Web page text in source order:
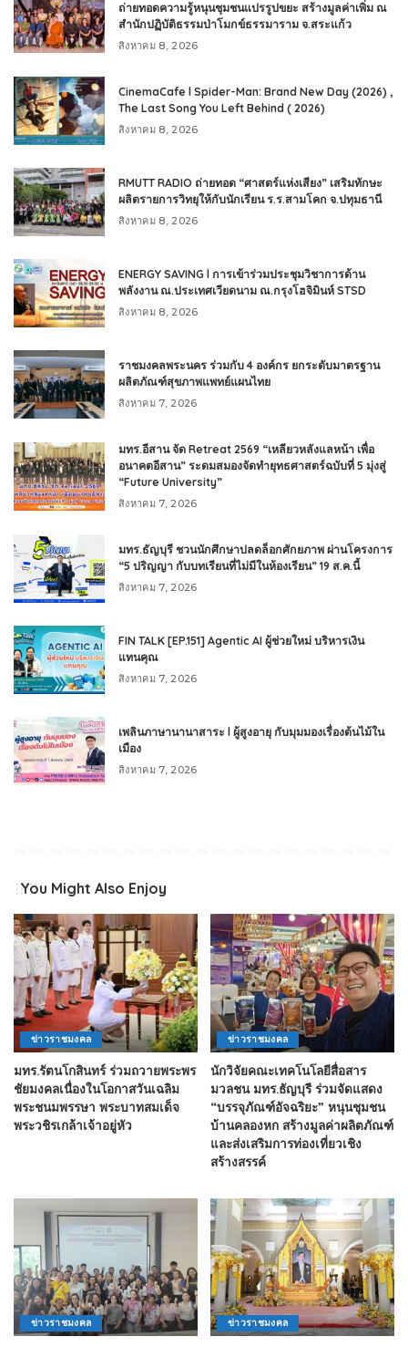
ถ่ายทอดความรู้หนุนชุมชนแปรรูปขยะ สร้างมูลค่าเพิ่ม ณ
สำนักปฏิบัติธรรมป่าโมกข์ธรรมาราม จ.สระแก้ว
สิงหาคม 8, 2026
CinemaCafe l Spider-Man: Brand New Day (2026) ,
The Last Song You Left Behind ( 2026)
สิงหาคม 8, 2026
RMUTT RADIO ถ่ายทอด “ศาสตร์แห่งเสียง” เสริมทักษะ
ผลิตรายการวิทยุให้กับนักเรียน ร.ร.สามโคก จ.ปทุมธานี
สิงหาคม 8, 2026
ENERGY SAVING l การเข้าร่วมประชุมวิชาการด้าน
พลังงาน ณ.ประเทศเวียดนาม ณ.กรุงโฮจิมินห์ STSD
สิงหาคม 8, 2026
ราชมงคลพระนคร ร่วมกับ 4 องค์กร ยกระดับมาตรฐาน
ผลิตภัณฑ์สุขภาพแพทย์แผนไทย
สิงหาคม 7, 2026
มทร.อีสาน จัด Retreat 2569 “เหลียวหลังแลหน้า เพื่อ
อนาคตอีสาน” ระดมสมองจัดทำยุทธศาสตร์ฉบับที่ 5 มุ่งสู่
“Future University”
สิงหาคม 7, 2026
มทร.ธัญบุรี ชวนนักศึกษาปลดล็อกศักยภาพ ผ่านโครงการ
“5 ปริญญา กับบทเรียนที่ไม่มีในห้องเรียน” 19 ส.ค.นี้
สิงหาคม 7, 2026
FIN TALK [EP.151] Agentic AI ผู้ช่วยใหม่ บริหารเงิน
แทนคุณ
สิงหาคม 7, 2026
เพลินภาษานานาสาระ l ผู้สูงอายุ กับมุมมองเรื่องต้นไม้ใน
เมือง
สิงหาคม 7, 2026
You Might Also Enjoy
ข่าวราชมงคล
มทร.รัตนโกสินทร์ ร่วมถวายพระพร
ชัยมงคลเนื่องในโอกาสวันเฉลิม
พระชนมพรรษา พระบาทสมเด็จ
พระวชิรเกล้าเจ้าอยู่หัว
ข่าวราชมงคล
นักวิจัยคณะเทคโนโลยีสื่อสาร
มวลชน มทร.ธัญบุรี ร่วมจัดแสดง
“บรรจุภัณฑ์อัจฉริยะ” หนุนชุมชน
บ้านคลองหก สร้างมูลค่าผลิตภัณฑ์
และส่งเสริมการท่องเที่ยวเชิง
สร้างสรรค์
ข่าวราชมงคล ข่าวราชมงคล